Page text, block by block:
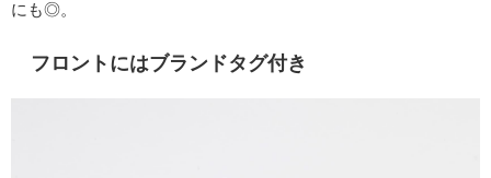
にも◎。
フロントにはブランドタグ付き